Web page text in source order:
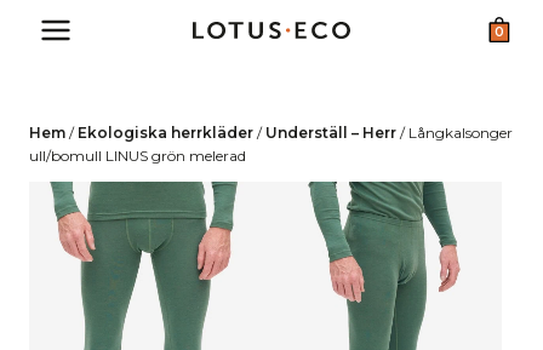
0
Hem / Ekologiska herrkläder / Underställ – Herr / Långkalsonger
ull/bomull LINUS grön melerad